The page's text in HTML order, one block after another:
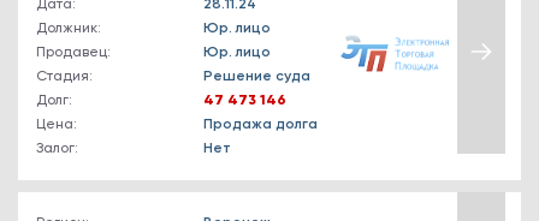
Дата:
28.11.24
Должник:
Юр. лицо
Продавец:
Юр. лицо
Стадия:
Решение суда
Долг:
47 473 146
Цена:
Продажа долга
Залог:
Нет